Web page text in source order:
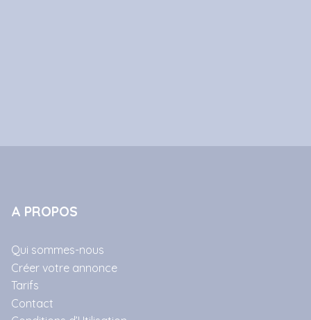
A PROPOS
Qui sommes-nous
Créer votre annonce
Tarifs
Contact